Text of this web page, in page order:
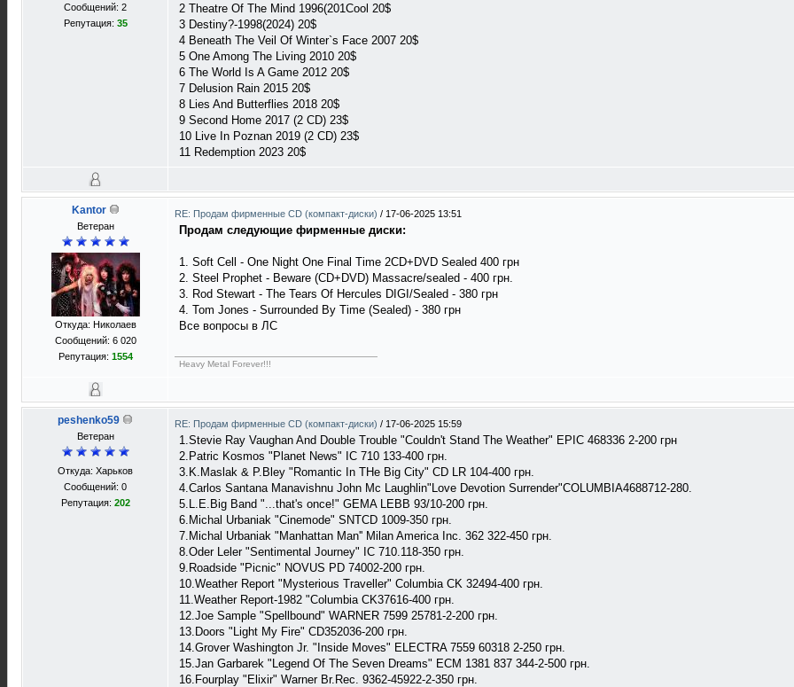
Сообщений: 2
Репутация: 35
2 Theatre Of The Mind 1996(201Cool 20$
3 Destiny?-1998(2024) 20$
4 Beneath The Veil Of Winter`s Face 2007 20$
5 One Among The Living 2010 20$
6 The World Is A Game 2012 20$
7 Delusion Rain 2015 20$
8 Lies And Butterflies 2018 20$
9 Second Home 2017 (2 CD) 23$
10 Live In Poznan 2019 (2 CD) 23$
11 Redemption 2023 20$
Kantor
Ветеран
Откуда: Николаев
Сообщений: 6 020
Репутация: 1554
RE: Продам фирменные CD (компакт-диски) / 17-06-2025 13:51
Продам следующие фирменные диски:
1. Soft Cell - One Night One Final Time 2CD+DVD Sealed 400 грн
2. Steel Prophet - Beware (CD+DVD) Massacre/sealed - 400 грн.
3. Rod Stewart - The Tears Of Hercules DIGI/Sealed - 380 грн
4. Tom Jones - Surrounded By Time (Sealed) - 380 грн
Все вопросы в ЛС
Heavy Metal Forever!!!
peshenko59
Ветеран
Откуда: Харьков
Сообщений: 0
Репутация: 202
RE: Продам фирменные CD (компакт-диски) / 17-06-2025 15:59
1.Stevie Ray Vaughan And Double Trouble "Couldn't Stand The Weather" EPIC 468336 2-200 грн
2.Patric Kosmos "Planet News" IC 710 133-400 грн.
3.K.Maslak & P.Bley "Romantic In THe Big City" CD LR 104-400 грн.
4.Carlos Santana Manavishnu John Mc Laughlin"Love Devotion Surrender"COLUMBIA4688712-280.
5.L.E.Big Band "...that's once!" GEMA LEBB 93/10-200 грн.
6.Michal Urbaniak "Cinemode" SNTCD 1009-350 грн.
7.Michal Urbaniak "Manhattan Man'' Milan America Inc. 362 322-450 грн.
8.Oder Leler "Sentimental Journey" IC 710.118-350 грн.
9.Roadside "Picnic" NOVUS PD 74002-200 грн.
10.Weather Report "Mysterious Traveller" Columbia CK 32494-400 грн.
11.Weather Report-1982 "Columbia CK37616-400 грн.
12.Joe Sample "Spellbound" WARNER 7599 25781-2-200 грн.
13.Doors "Light My Fire" CD352036-200 грн.
14.Grover Washington Jr. "Inside Moves" ELECTRA 7559 60318 2-250 грн.
15.Jan Garbarek "Legend Of The Seven Dreams" ECM 1381 837 344-2-500 грн.
16.Fourplay "Elixir" Warner Br.Rec. 9362-45922-2-350 грн.